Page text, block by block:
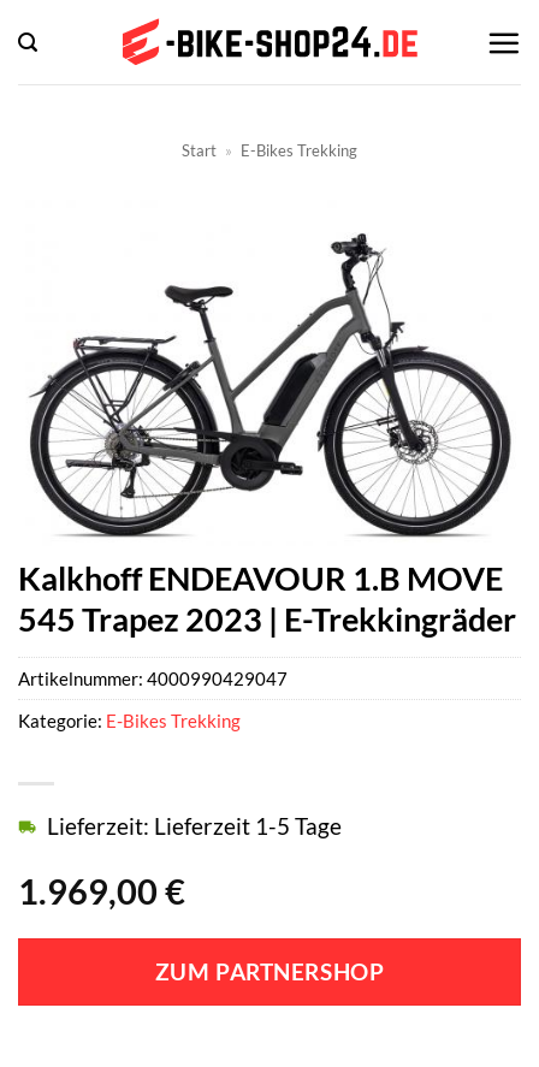
Inhalt
springen
Start » E-Bikes Trekking
Kalkhoff ENDEAVOUR 1.B MOVE
545 Trapez 2023 | E-Trekkingräder
1.969,00 €
Lieferzeit: Lieferzeit 1-5 Tage
ZUM PARTNERSHOP
Artikelnummer: 4000990429047
Kategorie: E-Bikes Trekking